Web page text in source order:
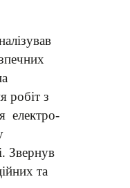
робіт з
електро-
Звернув
та